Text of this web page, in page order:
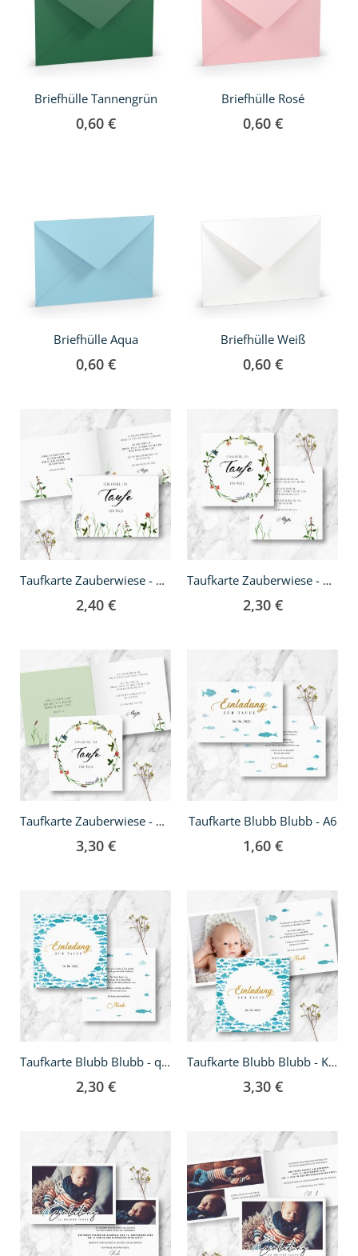
Briefhülle Tannengrün
0,60 €
Briefhülle Rosé
0,60 €
Briefhülle Aqua
0,60 €
Briefhülle Weiß
0,60 €
Taufkarte Zauberwiese - A6 Klappkarte
2,40 €
Taufkarte Zauberwiese - quadratisch
2,30 €
Taufkarte Zauberwiese - Klappkarte quadratisch
3,30 €
Taufkarte Blubb Blubb - A6
1,60 €
Taufkarte Blubb Blubb - quadratisch
2,30 €
Taufkarte Blubb Blubb - Klappkarte quadratisch
3,30 €